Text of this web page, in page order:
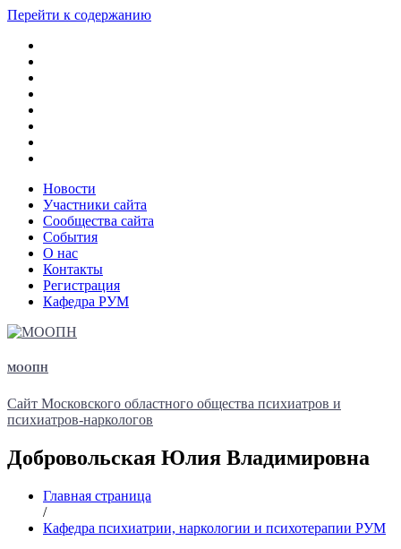
Перейти к содержанию
Новости
Участники сайта
Сообщества сайта
События
О нас
Контакты
Регистрация
Кафедра РУМ
МООПН
Сайт Московского областного общества психиатров и
психиатров-наркологов
Добровольская Юлия Владимировна
Главная страница
/
Кафедра психиатрии, наркологии и психотерапии РУМ